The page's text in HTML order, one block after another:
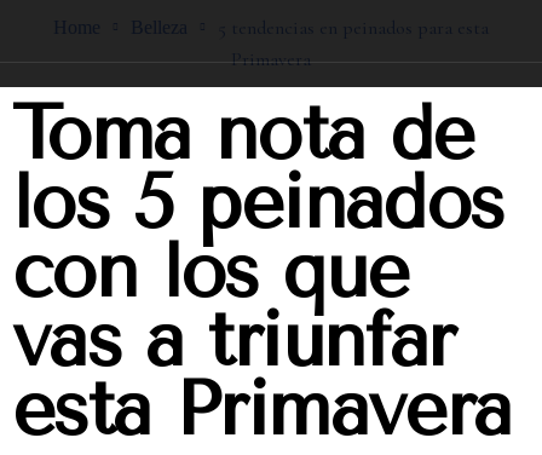
Home Belleza
5 tendencias en peinados para esta
Primavera
Toma nota de
los 5 peinados
con los que
vas a triunfar
esta Primavera